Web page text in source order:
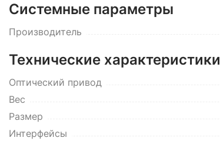
Системные параметры
Производитель
Технические характеристики
Оптический привод
Вес
Размер
Интерфейсы